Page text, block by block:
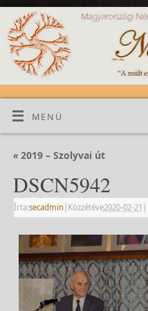
MENÜ
«2019 – Szolyvai út
DSCN5942
Írta:secadmin | Közzétéve2020-02-21 |